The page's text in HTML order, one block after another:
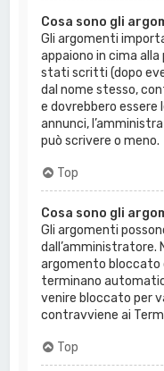
Cosa sono gli
Gli argomenti
appaiono in cima
stati scritti (dopo
dal nome stesso,
e dovrebbero essere
annunci,
può scrivere o meno.
Top
Cosa sono gli
Gli argomenti
dall’amministratore.
argomento bloccato
terminano
venire bloccato per
contravviene ai
Top